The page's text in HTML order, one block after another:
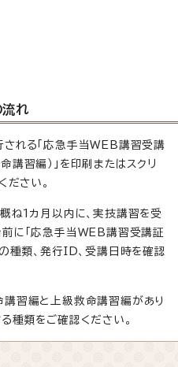
れ
れる「応急手当WEB講習受講
講習編）」を印刷またはスクリ
ださい。
ね1カ月以内に、実技講習を受
に「応急手当WEB講習受講証
種類、発行ID、受講日時を確認
習編と上級救命講習編があり
種類をご確認ください。